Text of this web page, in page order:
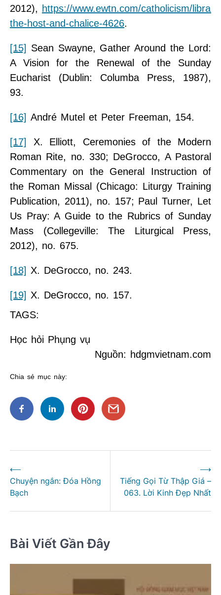
2012), https://www.ewtn.com/catholicism/
the-host-and-chalice-4626.
[15] Sean Swayne, Gather Around the Lord:
A Vision for the Renewal of the Sunday
Eucharist (Dublin: Columba Press, 1987),
93.
[16] André Mutel et Peter Freeman, 154.
[17]
X. Elliott, Ceremonies of the Modern
Roman Rite, no. 330; DeGrocco, A Pastoral
Commentary on the General Instruction of
the Roman Missal (Chicago: Liturgy Training
Publication, 2011), no. 157; Paul Turner, Let
Us Pray: A Guide to the Rubrics of Sunday
Mass (Collegeville: The Liturgical Press,
2012), no. 675.
[18] X. DeGrocco, no. 243.
[19] X. DeGrocco, no. 157.
TAGS:
Học hỏi Phụng vụ
Nguồn: hdgmvietnam.com
Chia sẻ mục này:
hướng
bài
⟵
Chuyện ngắn: Đóa Hồng
Bạch
Tiếng Gọi Từ Thập Giá –
063. Lời Kinh Đẹp Nhất
⟶
Bài Viết Gần Đây